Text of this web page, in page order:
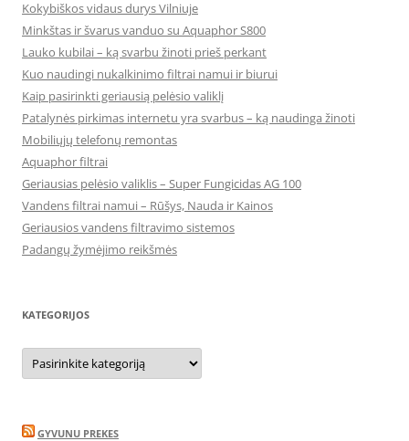
Kokybiškos vidaus durys Vilniuje
Minkštas ir švarus vanduo su Aquaphor S800
Lauko kubilai – ką svarbu žinoti prieš perkant
Kuo naudingi nukalkinimo filtrai namui ir biurui
Kaip pasirinkti geriausią pelėsio valiklį
Patalynės pirkimas internetu yra svarbus – ką naudinga žinoti
Mobiliųjų telefonų remontas
Aquaphor filtrai
Geriausias pelėsio valiklis – Super Fungicidas AG 100
Vandens filtrai namui – Rūšys, Nauda ir Kainos
Geriausios vandens filtravimo sistemos
Padangų žymėjimo reikšmės
KATEGORIJOS
Kategorijos
GYVUNU PREKES